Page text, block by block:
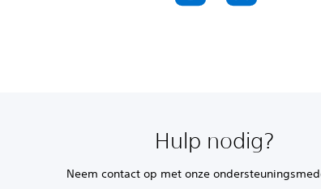
Hulp nodig?
Neem contact op met onze